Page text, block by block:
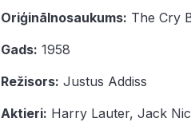
Oriģinālnosaukums: The Cry
Gads: 1958
Režisors: Justus Addiss
Aktieri: Harry Lauter, Jack